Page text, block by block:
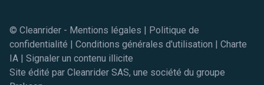
© Cleanrider - Mentions légales
Politique de
confidentialité
Conditions générales d'utilisation
Charte
IA
Signaler un contenu illicite
Site édité par Cleanrider SAS, une société du groupe